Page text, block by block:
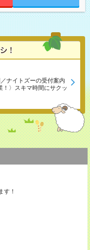
ナイトズーの受付案内
！〉スキマ時間にサクッ
す！